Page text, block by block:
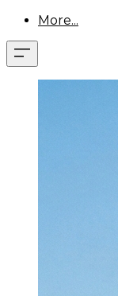
More...